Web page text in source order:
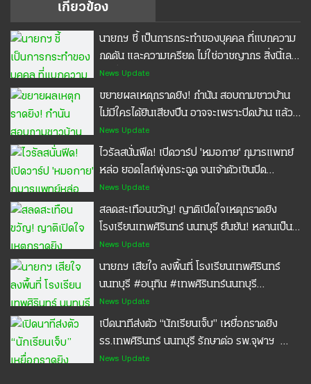
เกี่ยวข้อง
นายกฯ ชี้ เป็นการกระทำของบุคคล ที่แบกความ
กดดัน และความเครียด ไม่ใช่อาชญากร สิ่งนี้เลย
ไม่เกี่ยวกับมาตรวัดความปลอดภัยในโรงเรียน
#อนุทิน #กราดยิง #เทพศิรินทร์นนทบุรี
#POPPU
News Update
ขยายผลเหตุกราดยิง! กำนัน สอบถามชาวบ้าน
ไม่มีใครได้ยินเสียงปืน อาจจะเพราะปิดบ้าน แล้ว
มันเช้าอยู่ #โรงเรียนเทพศิรินทร์นนทบุรี
#POPPU
News Update
ไวรัลสนั่นฟีด! เปิดวาร์ป 'หมอกาย' กุมารแพทย์
หล่อ ยอดไลก์พุ่งกระฉูด จนเจ้าตัวเขินปิด
โทรศัพท์หนีเพื่อนแซว #หมอกาย #ไทยรัฐแคร์
ชัวร์ #ประกันอุบัติเหตุ #ประกันมะเร็ง
News Update
สลดสะเทือนขวัญ! ญาติเปิดใจเหตุกราดยิง
โรงเรียนเทพศิรินทร์ นนทบุรี ยืนยัน! หลานเป็น
คนดี รักปู่กับย่ามาก
News Update
นายกฯ เสียใจ ลงพื้นที่ โรงเรียนเทพศิรินทร์
นนทบุรี #อนุทิน #เทพศิรินทร์นนทบุรี
#POPPU
News Update
เปิดนาทีส่งตัว “นักเรียนเจ็บ” เหยื่อกราดยิง
รร.เทพศิรินทร์ นนทบุรี รักษาต่อ รพ.จุฬาฯ ⁣ ⁣
ตำรวจจราจรโครงการพระราชดำริ ร่วมกับ
News Update